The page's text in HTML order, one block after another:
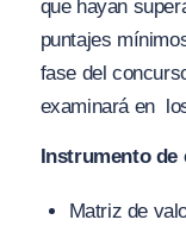
que hayan
puntajes
fase del
examinará en
Instrumento de
Matriz de